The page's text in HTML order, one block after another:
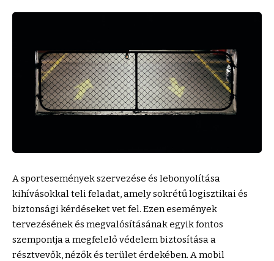
A sportesemények szervezése és lebonyolítása
kihívásokkal teli feladat, amely sokrétű logisztikai és
biztonsági kérdéseket vet fel. Ezen események
tervezésének és megvalósításának egyik fontos
szempontja a megfelelő védelem biztosítása a
résztvevők, nézők és terület érdekében. A mobil